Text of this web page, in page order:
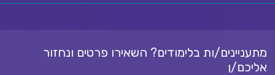
מתעניינים/ות בלימודים? השאירו פרטים ונחזור
אליכם/ן